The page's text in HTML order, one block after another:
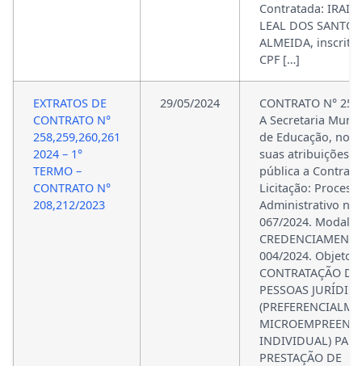
Contratada:
LEAL DOS SANTOS
ALMEIDA, inscrita
CPF […]
EXTRATOS DE
CONTRATO N°
258,259,260,261
2024 – 1°
TERMO –
CONTRATO N°
208,212/2023
29/05/2024
CONTRATO N°
A Secretaria
de Educação, no
suas atribuições,
pública a
Licitação:
Administrativo nº
067/2024.
004/2024. Objeto:
CONTRATAÇÃO DE
PESSOAS
INDIVIDUAL) PARA
PRESTAÇÃO DE